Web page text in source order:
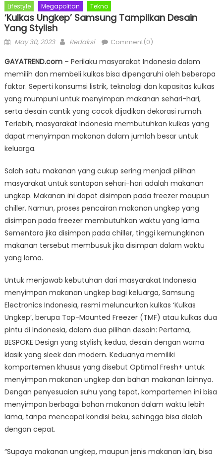
Lifestyle Megapolitan Tekno
‘Kulkas Ungkep’ Samsung Tampilkan Desain
Yang Stylish
Posted
May 30, 2023 Author
Redaksi Comment(0)
GAYATREND.com– Perilaku masyarakat Indonesia dalam
memilih dan membeli kulkas bisa dipengaruhi oleh beberapa
faktor. Seperti konsumsi listrik, teknologi dan kapasitas kulkas
yang mumpuni untuk menyimpan makanan sehari-hari,
serta desain cantik yang cocok dijadikan dekorasi rumah.
Terlebih, masyarakat Indonesia membutuhkan kulkas yang
dapat menyimpan makanan dalam jumlah besar untuk
keluarga.
Salah satu makanan yang cukup sering menjadi pilihan
masyarakat untuk santapan sehari-hari adalah makanan
ungkep. Makanan ini dapat disimpan pada freezer maupun
chiller. Namun, proses pencairan makanan ungkep yang
disimpan pada freezer membutuhkan waktu yang lama.
Sementara jika disimpan pada chiller, tinggi kemungkinan
makanan tersebut membusuk jika disimpan dalam waktu
yang lama.
Untuk menjawab kebutuhan dari masyarakat Indonesia
menyimpan makanan ungkep bagi keluarga, Samsung
Electronics Indonesia, resmi meluncurkan kulkas ‘Kulkas
Ungkep’, berupa Top-Mounted Freezer (TMF) atau kulkas dua
pintu di Indonesia, dalam dua pilihan desain: Pertama,
BESPOKE Design yang stylish; kedua, desain dengan warna
klasik yang sleek dan modern. Keduanya memiliki
kompartemen khusus yang disebut Optimal Fresh+ untuk
menyimpan makanan ungkep dan bahan makanan lainnya.
Dengan penyesuaian suhu yang tepat, kompartemen ini bisa
menyimpan berbagai bahan makanan dalam waktu lebih
lama, tanpa mencapai kondisi beku, sehingga bisa diolah
dengan cepat.
“Supaya makanan ungkep, maupun jenis makanan lain, bisa